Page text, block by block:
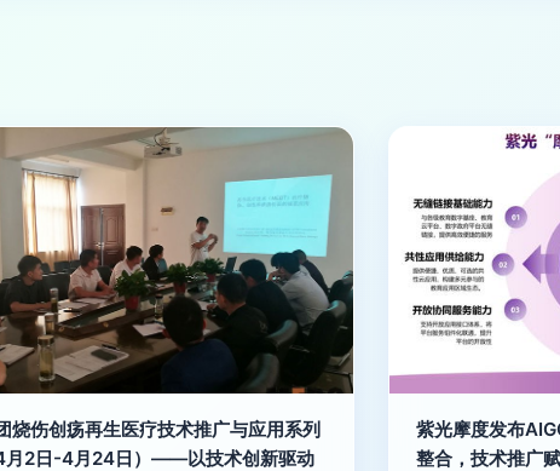
烧伤创疡再生医疗技术推广与应用系列
月2日-4月24日）——以技术创新驱动
紫光摩度发布
整合，技术推广